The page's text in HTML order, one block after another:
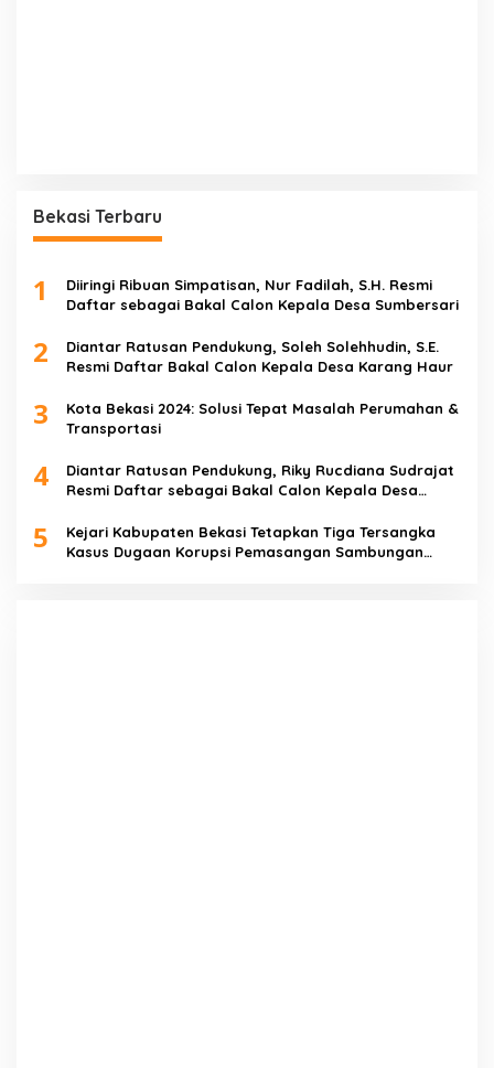
Bekasi Terbaru
1
Diiringi Ribuan Simpatisan, Nur Fadilah, S.H. Resmi
Daftar sebagai Bakal Calon Kepala Desa Sumbersari
2
Diantar Ratusan Pendukung, Soleh Solehhudin, S.E.
Resmi Daftar Bakal Calon Kepala Desa Karang Haur
3
Kota Bekasi 2024: Solusi Tepat Masalah Perumahan &
Transportasi
4
Diantar Ratusan Pendukung, Riky Rucdiana Sudrajat
Resmi Daftar sebagai Bakal Calon Kepala Desa
5
Kejari Kabupaten Bekasi Tetapkan Tiga Tersangka
Kasus Dugaan Korupsi Pemasangan Sambungan